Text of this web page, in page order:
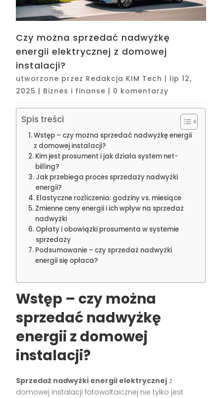
Czy można sprzedać nadwyżkę
energii elektrycznej z domowej
instalacji?
utworzone przez Redakcja KIM Tech | lip 12,
2025 | Biznes i finanse | 0 komentarzy
Spis treści
Wstęp – czy można sprzedać nadwyżkę energii
z domowej instalacji?
Kim jest prosument i jak działa system net-
billing?
Jak przebiega proces sprzedaży nadwyżki
energii?
Elastyczne rozliczenia: godziny vs. miesiące
Zmienne ceny energii i ich wpływ na sprzedaż
nadwyżki
Opłaty i obowiązki prosumenta w systemie
sprzedaży
Podsumowanie – czy sprzedaż nadwyżki
energii się opłaca?
Wstęp – czy można
sprzedać nadwyżkę
energii z domowej
instalacji?
Sprzedaż nadwyżki energii elektrycznej z
domowej instalacji fotowoltaicznej nie tylko jest